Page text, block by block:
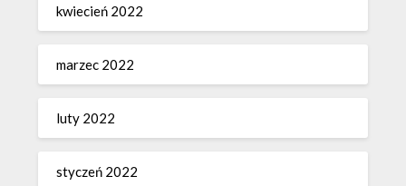
kwiecień 2022
marzec 2022
luty 2022
styczeń 2022